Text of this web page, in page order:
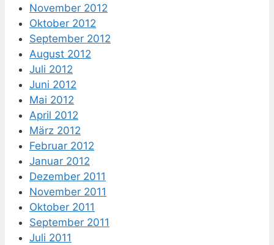
November 2012
Oktober 2012
September 2012
August 2012
Juli 2012
Juni 2012
Mai 2012
April 2012
März 2012
Februar 2012
Januar 2012
Dezember 2011
November 2011
Oktober 2011
September 2011
Juli 2011